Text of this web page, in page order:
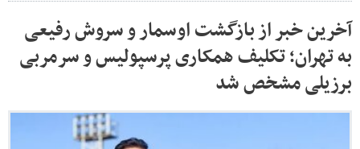
آخرین خبر از بازگشت اوسمار و سروش رفیعی
به تهران؛ تکلیف همکاری پرسپولیس و سرمربی
برزیلی مشخص شد